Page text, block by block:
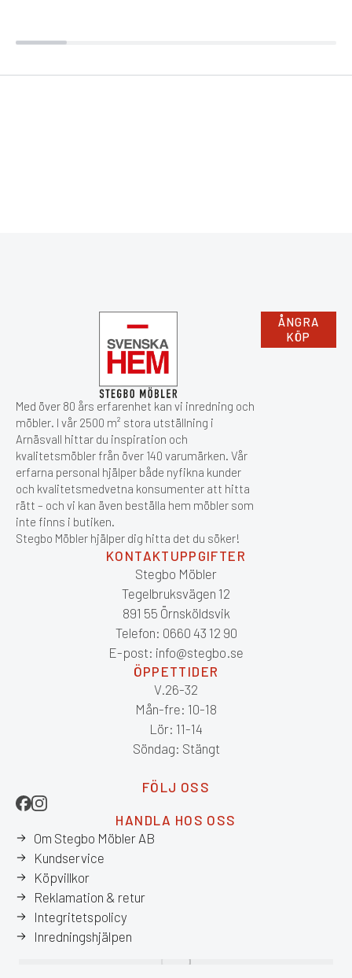
Med över 80 års erfarenhet kan vi inredning och
möbler. I vår 2500 m² stora utställning i
Arnäsvall hittar du inspiration och
kvalitetsmöbler från över 140 varumärken. Vår
erfarna personal hjälper både nyfikna kunder
och kvalitetsmedvetna konsumenter att hitta
rätt – och vi kan även beställa hem möbler som
inte finns i butiken.
Stegbo Möbler hjälper dig hitta det du söker!
ÅNGRA
KÖP
KONTAKTUPPGIFTER
Stegbo Möbler
Tegelbruksvägen 12
891 55 Örnsköldsvik
Telefon: 0660 43 12 90
E-post: info@stegbo.se
ÖPPETTIDER
V.26-32
Mån-fre: 10-18
Lör: 11-14
Söndag: Stängt
FÖLJ OSS
HANDLA HOS OSS
Om Stegbo Möbler AB
Kundservice
Köpvillkor
Reklamation & retur
Integritetspolicy
Inredningshjälpen